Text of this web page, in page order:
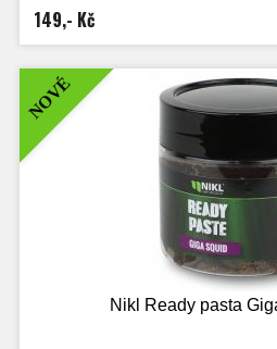
Tip: při lovu v chladném počasí pastu
lepší
149,- Kč
NOVÉ
Nikl Ready pasta